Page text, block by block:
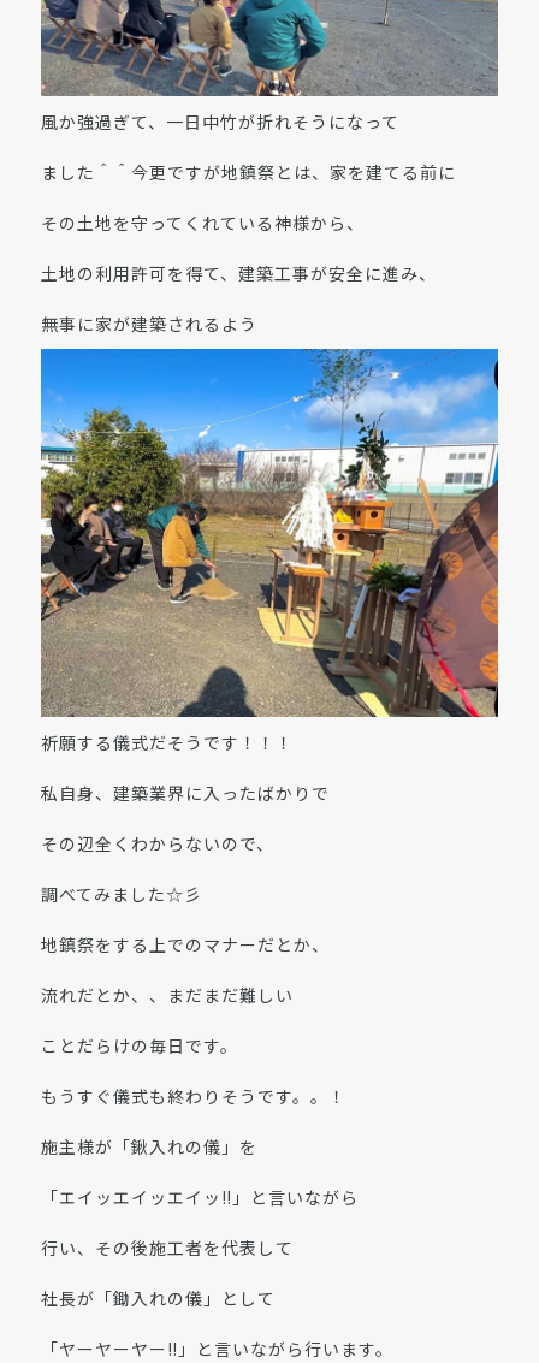
風か強過ぎて、一日中竹が折れそうになって
ました＾＾今更ですが地鎮祭とは、家を建てる前に
その土地を守ってくれている神様から、
土地の利用許可を得て、建築工事が安全に進み、
無事に家が建築されるよう
祈願する儀式だそうです！！！
私自身、建築業界に入ったばかりで
その辺全くわからないので、
調べてみました☆彡
地鎮祭をする上でのマナーだとか、
流れだとか、、まだまだ難しい
ことだらけの毎日です。
もうすぐ儀式も終わりそうです。。！
施主様が「鍬入れの儀」を
「エイッエイッエイッ‼︎」と言いながら
行い、その後施工者を代表して
社長が「鋤入れの儀」として
「ヤーヤーヤー‼︎」と言いながら行います。